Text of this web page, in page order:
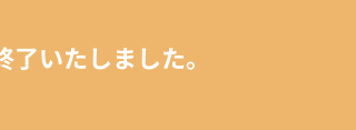
いたしました。